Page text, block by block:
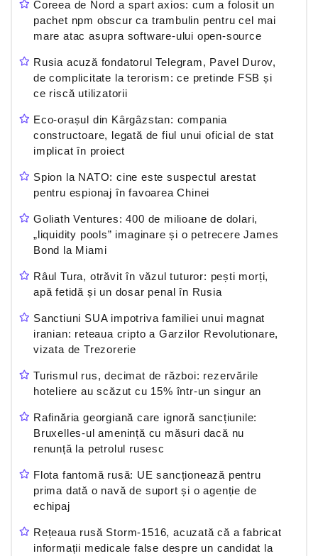
Coreea de Nord a spart axios: cum a folosit un
pachet npm obscur ca trambulin pentru cel mai
mare atac asupra software-ului open-source
Rusia acuză fondatorul Telegram, Pavel Durov,
de complicitate la terorism: ce pretinde FSB și
ce riscă utilizatorii
Eco-orașul din Kârgâzstan: compania
constructoare, legată de fiul unui oficial de stat
implicat în proiect
Spion la NATO: cine este suspectul arestat
pentru espionaj în favoarea Chinei
Goliath Ventures: 400 de milioane de dolari,
„liquidity pools” imaginare și o petrecere James
Bond la Miami
Râul Tura, otrăvit în văzul tuturor: pești morți,
apă fetidă și un dosar penal în Rusia
Sanctiuni SUA impotriva familiei unui magnat
iranian: reteaua cripto a Garzilor Revolutionare,
vizata de Trezorerie
Turismul rus, decimat de război: rezervările
hoteliere au scăzut cu 15% într-un singur an
Rafinăria georgiană care ignoră sancțiunile:
Bruxelles-ul amenință cu măsuri dacă nu
renunță la petrolul rusesc
Flota fantomă rusă: UE sancționează pentru
prima dată o navă de suport și o agenție de
echipaj
Rețeaua rusă Storm-1516, acuzată că a fabricat
informații medicale false despre un candidat la